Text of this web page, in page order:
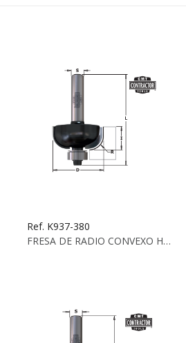
Ref. K937-380
FRESA DE RADIO CONVEXO HW Z2 S:8 D:38.1X16X62...